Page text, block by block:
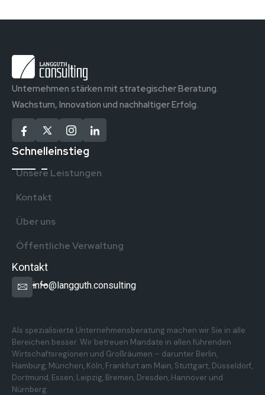
Unternehmen stärken mit strategischer Beratung.
Wachstum, Innovation und nachhaltiger Erfolg.
Schnelleinstieg
Unsere Leistungen
Kontakt
Über uns
Öffentliche Verwaltung
Kontakt
info@langguth.consulting
Als spezialisierte Unternehmensberatung machen wir Sie in alle
Bereichen besser. Wir betreuen Mandate in allen führenden
Wirtschaftsregionen und Großräumen – darunter Berlin,
Hamburg, München, Köln, Frankfurt am Main, Stuttgart, Düsseldorf,
Dortmund, Essen, Leipzig, Bremen, Dresden, Hannover und
Nürnberg.